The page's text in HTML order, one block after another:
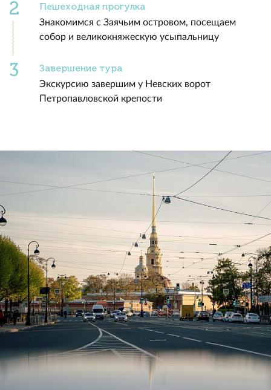
Пешеходная прогулка
Знакомимся с Заячьим островом, посещаем
собор и великокняжескую усыпальницу
Завершение тура
Экскурсию завершим у Невских ворот
Петропавловской крепости